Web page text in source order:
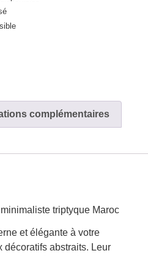
complémentaires
triptyque Maroc
et élégante à votre
décoratifs abstraits. Leur